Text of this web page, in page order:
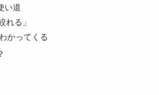
い道
る」
かってくる